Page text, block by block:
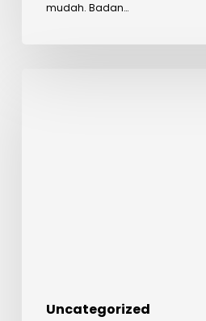
Kurangkan
mudah. Badan…
Uncategorized